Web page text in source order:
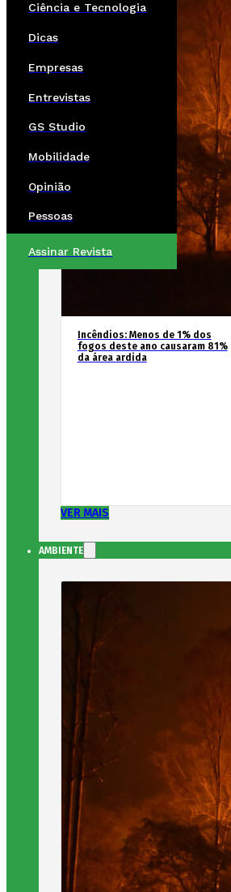
Ciência e Tecnologia
Dicas
Empresas
Entrevistas
GS Studio
Mobilidade
Opinião
Pessoas
Assinar Revista
Incêndios: Menos de 1% dos
fogos deste ano causaram 81%
da área ardida
VER MAIS
AMBIENTE